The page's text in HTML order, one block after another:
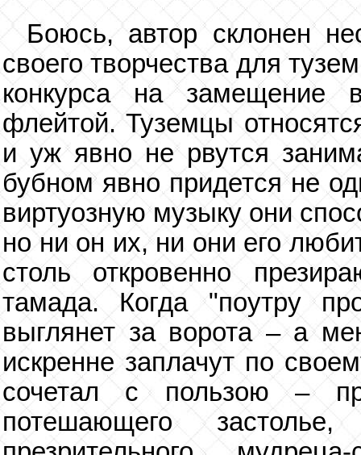
Боюсь, автор склонен
своего творчества для
конкурса на замещение
флейтой. Туземцы
и уж явно не рвутся
бубном явно придется не
виртуозную музыку они
но ни он их, ни они его
столь откровенно
тамада. Когда "поутру
выглянет за ворота – а
искренне заплачут по
сочетал с пользою –
потешающего